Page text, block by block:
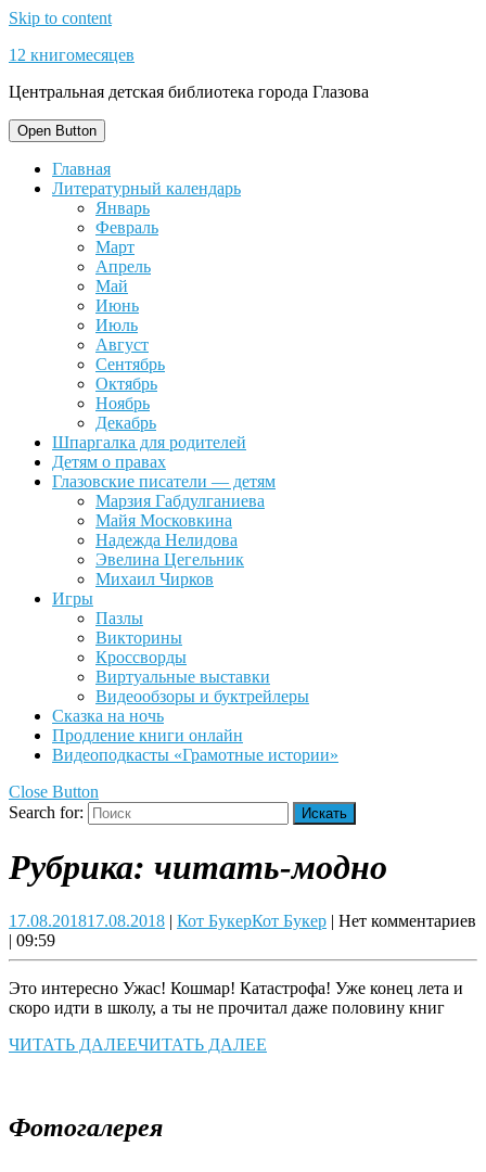
Skip to content
12 книгомесяцев
Центральная детская библиотека города Глазова
Open Button
Главная
Литературный календарь
Январь
Февраль
Март
Апрель
Май
Июнь
Июль
Август
Сентябрь
Октябрь
Ноябрь
Декабрь
Шпаргалка для родителей
Детям о правах
Глазовские писатели — детям
Марзия Габдулганиева
Майя Московкина
Надежда Нелидова
Эвелина Цегельник
Михаил Чирков
Игры
Пазлы
Викторины
Кроссворды
Виртуальные выставки
Видеообзоры и буктрейлеры
Сказка на ночь
Продление книги онлайн
Видеоподкасты «Грамотные истории»
Close Button
Search for:
Рубрика: читать-модно
17.08.201817.08.2018 | Кот БукерКот Букер | Нет комментариев
| 09:59
Это интересно Ужас! Кошмар! Катастрофа! Уже конец лета и
скоро идти в школу, а ты не прочитал даже половину книг
ЧИТАТЬ ДАЛЕЕЧИТАТЬ ДАЛЕЕ
Фотогалерея